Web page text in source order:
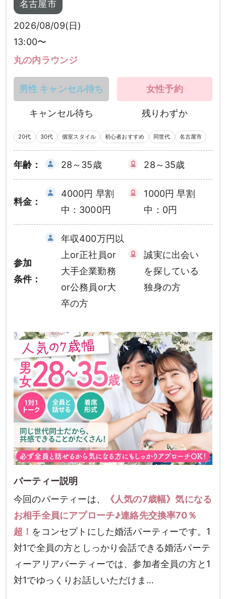
名古屋市
2026/08/09(日)
13:00〜
丸の内ラウンジ
男性 キャンセル待ち
キャンセル待ち
女性予約
残りわずか
20代 30代 個室スタイル 初心者おすすめ 同世代 名古屋市
年齢： 28～35歳 28～35歳
料金：
4000円 早割
中：3000円
1000円 早割
中：0円
参加
条件：
年収400万円以
上or正社員or
大手企業勤務
or公務員or大
卒の方
誠実に出会い
を探している
独身の方
パーティー説明
今回のパーティーは、
《人気の7歳幅》気になる
お相手全員にアプローチ♪連絡先交換率70％
超！ をコンセプトにした婚活パーティーです。1
対1で全員の方としっかり会話できる婚活パーテ
ィーアリアパーティーでは、参加者全員の方と1
対1でゆっくりお話しいただけま…